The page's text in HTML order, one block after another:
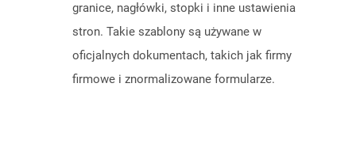
granice, nagłówki, stopki i inne ustawienia
stron. Takie szablony są używane w
oficjalnych dokumentach, takich jak firmy
firmowe i znormalizowane formularze.